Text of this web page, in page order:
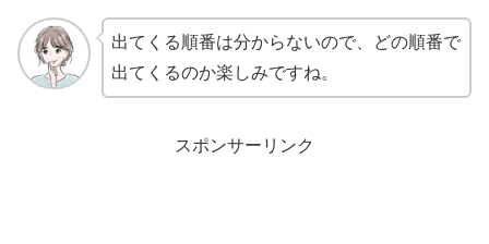
出てくる順番は分からないので、どの順番で
出てくるのか楽しみですね。
スポンサーリンク